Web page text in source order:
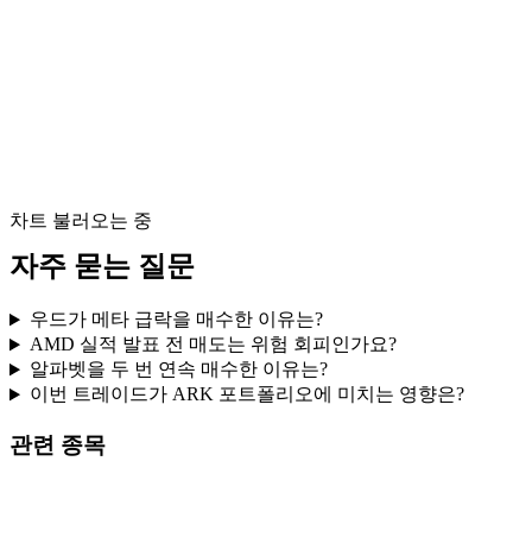
차트 불러오는 중
자주 묻는 질문
우드가 메타 급락을 매수한 이유는?
AMD 실적 발표 전 매도는 위험 회피인가요?
알파벳을 두 번 연속 매수한 이유는?
이번 트레이드가 ARK 포트폴리오에 미치는 영향은?
관련 종목